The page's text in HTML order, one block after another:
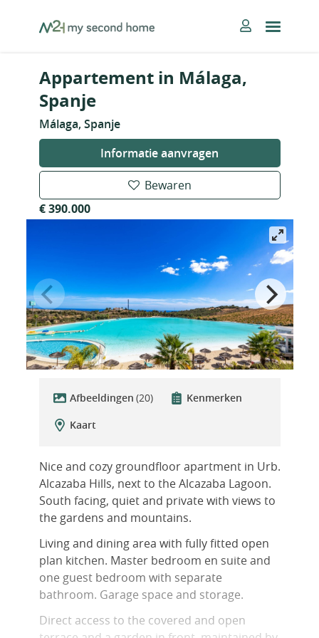
MySecondHome
Appartement in Málaga,
Spanje
Málaga, Spanje
Informatie aanvragen
Bewaren
€ 390.000
Afbeeldingen (20)
Kenmerken
Kaart
Nice and cozy groundfloor apartment in Urb.
Alcazaba Hills, next to the Alcazaba Lagoon.
South facing, quiet and private with views to
the gardens and mountains.
Living and dining area with fully fitted open
plan kitchen. Master bedroom en suite and
one guest bedroom with separate
bathroom. Garage space and storage.
Direct access to the covered and open